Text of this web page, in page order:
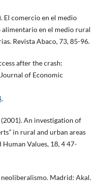
El comercio en el medio
alimentario en el medio rural
Revista Abaco, 73, 85-96.
after the crash:
of Economic
.
(2001). An investigation of
in rural and urban areas
Values, 18, 4 47-
Madrid: Akal.